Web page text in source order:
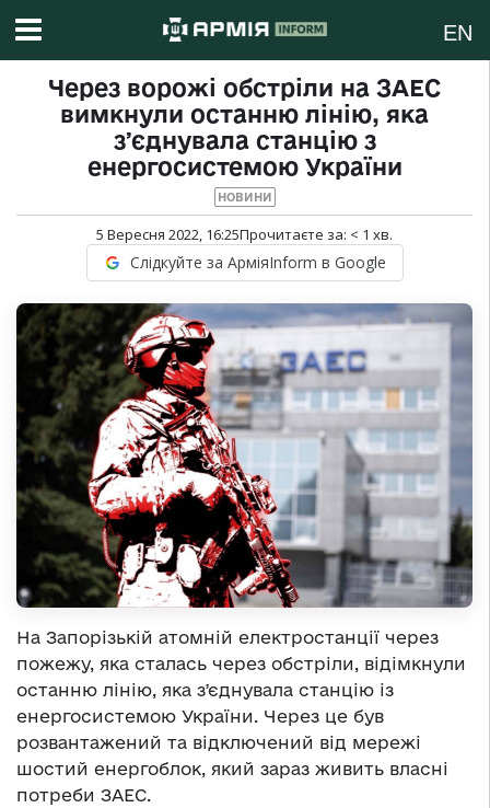
EN
Через ворожі обстріли на ЗАЕС
вимкнули останню лінію, яка
зʼєднувала станцію з
енергосистемою України
НОВИНИ
5 Вересня 2022, 16:25Прочитаєте за: < 1 хв.
Слідкуйте за АрміяInform в Google
На Запорізькій атомній електростанції через
пожежу, яка сталась через обстріли, відімкнули
останню лінію, яка зʼєднувала станцію із
енергосистемою України. Через це був
розвантажений та відключений від мережі
шостий енергоблок, який зараз живить власні
потреби ЗАЕС.